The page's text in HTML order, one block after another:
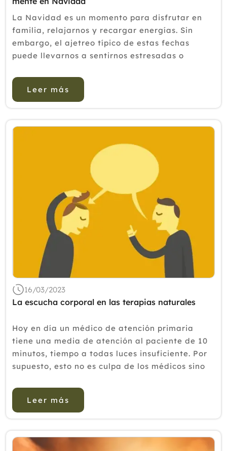
La Navidad es un momento para disfrutar en
familia, relajarnos y recargar energías. Sin
embargo, el ajetreo típico de estas fechas
puede llevarnos a sentirnos estresadas o
algún momento de estas fiestas digamos que
tenemos ganas ...
Leer más
16/03/2023
La escucha corporal en las terapias naturales
Hoy en día un médico de atención primaria
tiene una media de atención al paciente de 10
minutos, tiempo a todas luces insuficiente. Por
supuesto, esto no es culpa de los médicos sino
Esto hace que cada v...
Leer más